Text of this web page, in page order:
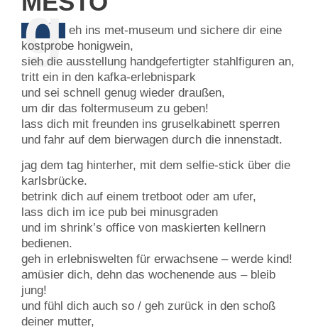
g eh ins met-museum und sichere dir eine
kostprobe honigwein,
sieh die ausstellung handgefertigter stahlfiguren an,
tritt ein in den kafka-erlebnispark
und sei schnell genug wieder draußen,
um dir das foltermuseum zu geben!
lass dich mit freunden ins gruselkabinett sperren
und fahr auf dem bierwagen durch die innenstadt.
jag dem tag hinterher, mit dem selfie-stick über die
karlsbrücke.
betrink dich auf einem tretboot oder am ufer,
lass dich im ice pub bei minusgraden
und im shrink’s office von maskierten kellnern
bedienen.
geh in erlebniswelten für erwachsene – werde kind!
amüsier dich, dehn das wochenende aus – bleib
jung!
und fühl dich auch so / geh zurück in den schoß
deiner mutter,